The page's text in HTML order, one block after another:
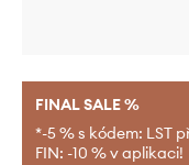
FINAL SALE %
*-5 % s kódem: LST
FIN: -10 % v aplikaci!